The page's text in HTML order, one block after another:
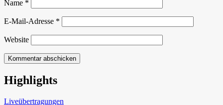
Name *
E-Mail-Adresse *
Website
Schach in Lauffen
Highlights
Liveübertragungen